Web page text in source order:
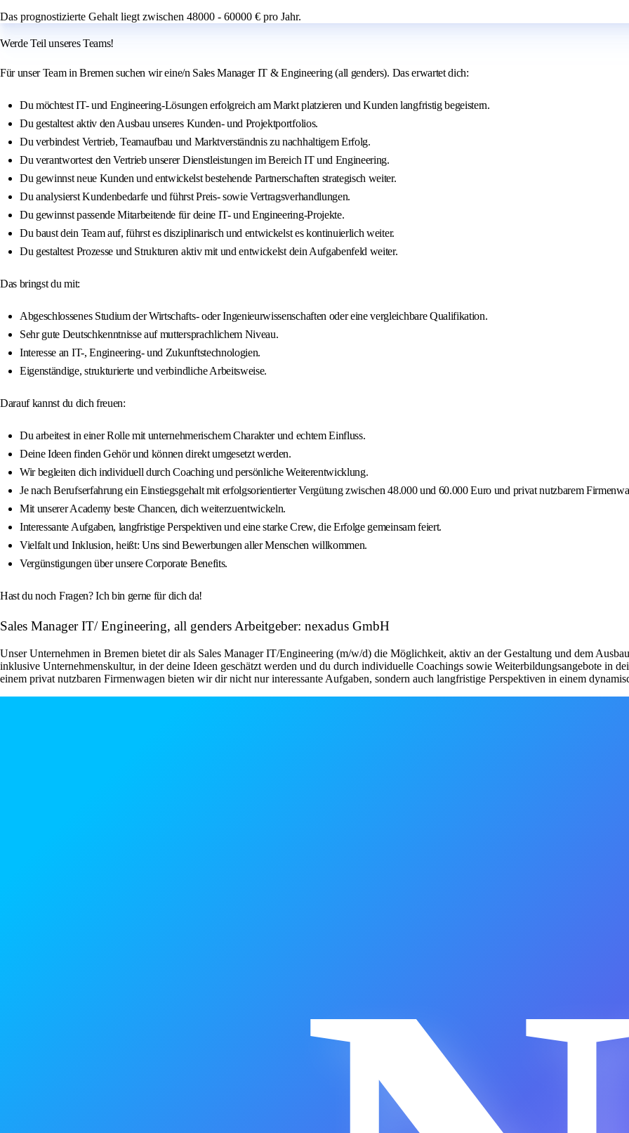
Das prognostizierte Gehalt liegt zwischen 48000 - 60000 € pro Jahr.
Werde Teil unseres Teams!
Für unser Team in Bremen suchen wir eine/n Sales Manager IT & Engineering (all genders). Das erwartet dich:
Du möchtest IT- und Engineering-Lösungen erfolgreich am Markt platzieren und Kunden langfristig begeistern.
Du gestaltest aktiv den Ausbau unseres Kunden- und Projektportfolios.
Du verbindest Vertrieb, Teamaufbau und Marktverständnis zu nachhaltigem Erfolg.
Du verantwortest den Vertrieb unserer Dienstleistungen im Bereich IT und Engineering.
Du gewinnst neue Kunden und entwickelst bestehende Partnerschaften strategisch weiter.
Du analysierst Kundenbedarfe und führst Preis- sowie Vertragsverhandlungen.
Du gewinnst passende Mitarbeitende für deine IT- und Engineering-Projekte.
Du baust dein Team auf, führst es disziplinarisch und entwickelst es kontinuierlich weiter.
Du gestaltest Prozesse und Strukturen aktiv mit und entwickelst dein Aufgabenfeld weiter.
Das bringst du mit:
Abgeschlossenes Studium der Wirtschafts- oder Ingenieurwissenschaften oder eine vergleichbare Qualifikation.
Sehr gute Deutschkenntnisse auf muttersprachlichem Niveau.
Interesse an IT-, Engineering- und Zukunftstechnologien.
Eigenständige, strukturierte und verbindliche Arbeitsweise.
Darauf kannst du dich freuen:
Du arbeitest in einer Rolle mit unternehmerischem Charakter und echtem Einfluss.
Deine Ideen finden Gehör und können direkt umgesetzt werden.
Wir begleiten dich individuell durch Coaching und persönliche Weiterentwicklung.
Je nach Berufserfahrung ein Einstiegsgehalt mit erfolgsorientierter Vergütung zwischen 48.000 und 60.000 Euro und privat nutzbarem
Mit unserer Academy beste Chancen, dich weiterzuentwickeln.
Interessante Aufgaben, langfristige Perspektiven und eine starke Crew, die Erfolge gemeinsam feiert.
Vielfalt und Inklusion, heißt: Uns sind Bewerbungen aller Menschen willkommen.
Vergünstigungen über unsere Corporate Benefits.
Hast du noch Fragen? Ich bin gerne für dich da!
Sales Manager IT/ Engineering, all genders Arbeitgeber: nexadus GmbH
Unser Unternehmen in Bremen bietet dir als Sales Manager IT/Engineering (m/w/d) die Möglichkeit, aktiv an der Gestaltung und dem
inklusive Unternehmenskultur, in der deine Ideen geschätzt werden und du durch individuelle Coachings sowie Weiterbildungsangebote in
einem privat nutzbaren Firmenwagen bieten wir dir nicht nur interessante Aufgaben, sondern auch langfristige Perspektiven in einem